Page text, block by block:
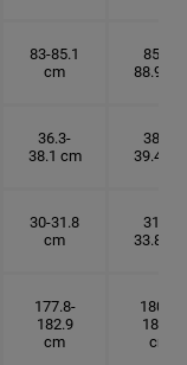
83-85.1
cm
85.1-
88.9 cm
36.3-
38.1 cm
38.1-
39.4 cm
30-31.8
cm
31.8-
33.8 cm
177.8-
182.9
cm
180.3-
185.5
cm